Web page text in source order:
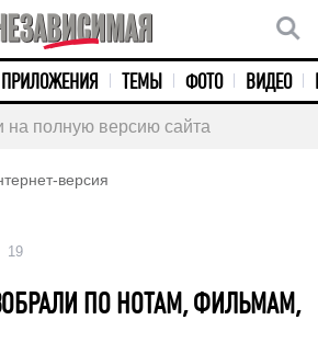
ПРИЛОЖЕНИЯ ТЕМЫ ФОТО ВИДЕО
на полную версию сайта
версия
19
ПО НОТАМ, ФИЛЬМАМ,